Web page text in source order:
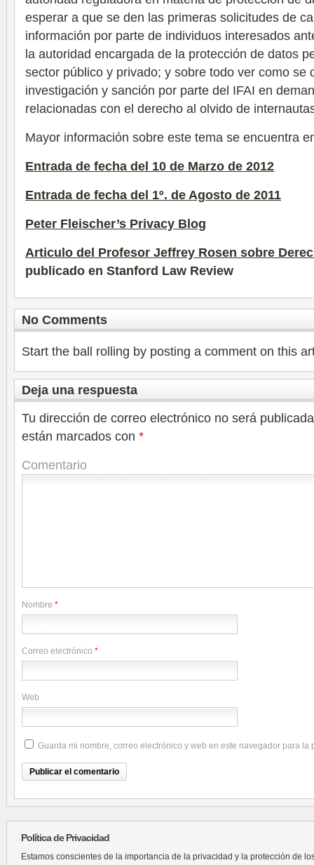
esperar a que se den las primeras solicitudes de
información por parte de individuos interesados
la autoridad encargada de la protección de datos
sector público y privado; y sobre todo ver como se
investigación y sanción por parte del IFAI en
relacionadas con el derecho al olvido de
Mayor información sobre este tema se encuentra
Entrada de fecha del 10 de Marzo de 2012
Entrada de fecha del 1º. de Agosto de 2011
Peter Fleischer’s Privacy Blog
Articulo del Profesor Jeffrey Rosen sobre
publicado en Stanford Law Review
No Comments
Start the ball rolling by posting a comment on this
Deja una respuesta
Tu dirección de correo electrónico no será
están marcados con *
Comentario
Nombre *
Correo electrónico *
Web
Guarda mi nombre, correo electrónico y web en este navegador para la
Política de Privacidad
Estamos conscientes de la importancia de la privacidad y la protección de